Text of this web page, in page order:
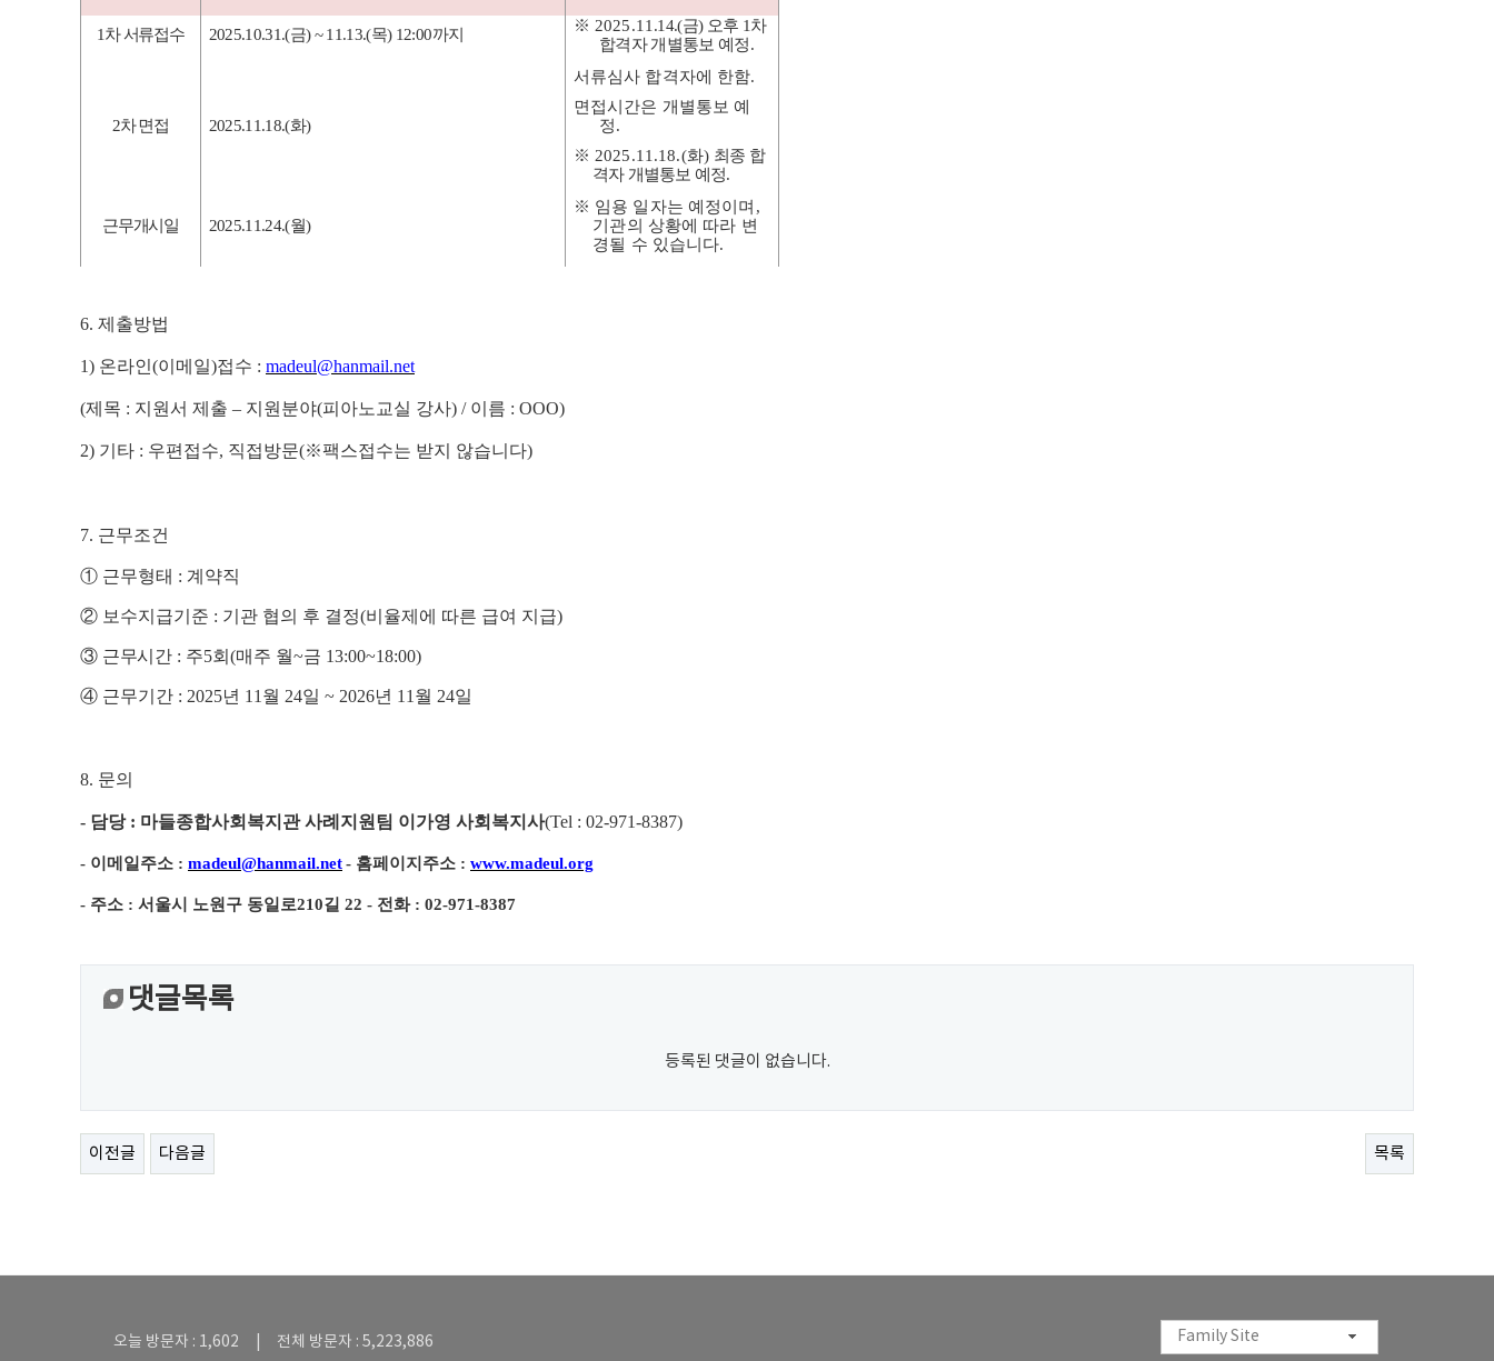
1차 서류접수 2025.10.31.(금) ~ 11.13.(목) 12:00까지 ※2025.11.14.(금) 오후 1차
합격자 개별통보 예정.
2차 면접 2025.11.18.(화)
서류심사 합격자에 한함.
면접시간은 개별통보 예
정.
※2025.11.18.(화) 최종 합
격자 개별통보 예정.
근무개시일 2025.11.24.(월)
※ 임용 일자는 예정이며 ,
기관의 상황에 따라 변
경될 수 있습니다.
6. 제출방법
1) 온라인(이메일)접수 : madeul@hanmail.net
(제목 : 지원서 제출 – 지원분야(피아노교실 강사) / 이름 : OOO)
2) 기타 : 우편접수, 직접방문(※팩스접수는 받지 않습니다)
7. 근무조건
① 근무형태 : 계약직
② 보수지급기준 : 기관 협의 후 결정(비율제에 따른 급여 지급)
③ 근무시간 : 주5회 (매주 월~금 13:00~18:00)
④ 근무기간 : 2025년 11월 24일 ~ 2026년 11월 24일
8. 문의
- 담당 : 마들종합사회복지관 사례지원팀 이가영 사회복지사(Tel : 02-971-8387)
- 이메일주소 : madeul@hanmail.net- 홈페이지주소 : www.madeul.org
- 주소 : 서울시 노원구 동일로210길 22 - 전화 : 02-971-8387
댓글목록
등록된 댓글이 없습니다.
이전글 다음글 목록
오늘 방문자 : 1,602 | 전체 방문자 : 5,223,886 Family Site